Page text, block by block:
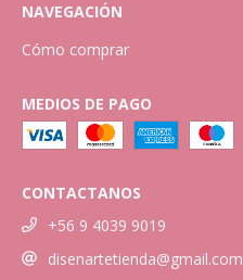
NAVEGACIÓN
Cómo comprar
MEDIOS DE PAGO
CONTACTANOS
+56 9 4039 9019
disenartetienda@gmail.com